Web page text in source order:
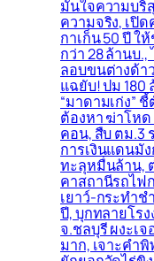
มั่นใจความบริ
ความจริง, เปิ
กาเก็น 50 ปี ใ
กว่า 28 ล้านบ
ลอบขนต่างด้า
แฉยับ! ปม 180
“มาดามเก่ง”
ต้องหา ฆ่าโหด
คอน, สืบ ตม.3
การเงินแดนมั
ทะลุหมื่นล้าน,
คาสถานีรถไฟ
เยาว์-กระทำช
ปี, บุกทลายโร
จ.ชลบุรี ผงะเ
มาก, เจาะคำ